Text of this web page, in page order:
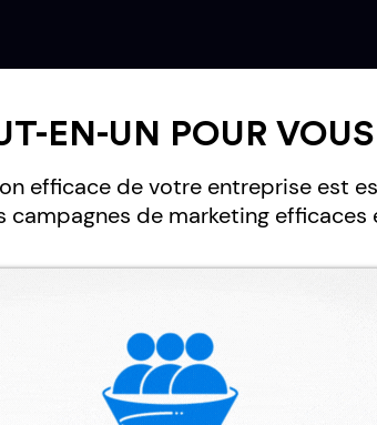
EN-UN POUR
efficace de votre entreprise est
campagnes de marketing